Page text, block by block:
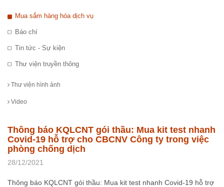
Mua sắm hàng hóa dịch vụ
Báo chí
Tin tức - Sự kiện
Thư viện truyền thông
Thư viện hình ảnh
Video
Thông báo KQLCNT gói thầu: Mua kit test nhanh
Covid-19 hỗ trợ cho CBCNV Công ty trong việc
phòng chống dịch
28/12/2021
Thông báo KQLCNT gói thầu: Mua kit test nhanh Covid-19 hỗ trợ